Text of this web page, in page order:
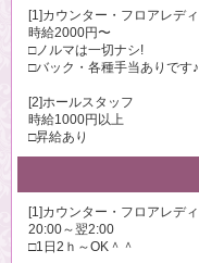
[1]カウンター・フロアレディ
時給2000円〜
□ノルマは一切ナシ!
□バック・各種手当ありです♪
[2]ホールスタッフ
時給1000円以上
□昇給あり
[1]カウンター・フロアレディ
20:00～翌2:00
□1日2ｈ～OK＾＾